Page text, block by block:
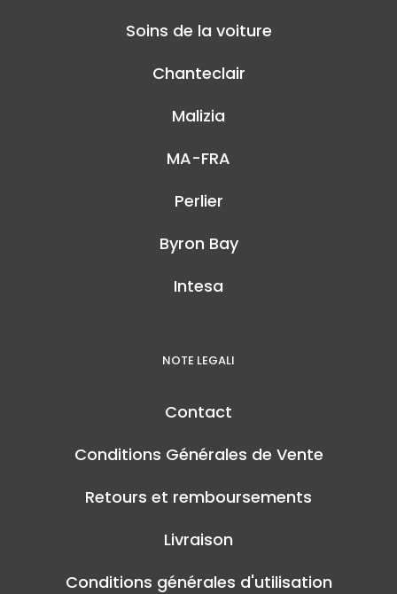
Soins de la voiture
Chanteclair
Malizia
MA-FRA
Perlier
Byron Bay
Intesa
NOTE LEGALI
Contact
Conditions Générales de Vente
Retours et remboursements
Livraison
Conditions générales d'utilisation